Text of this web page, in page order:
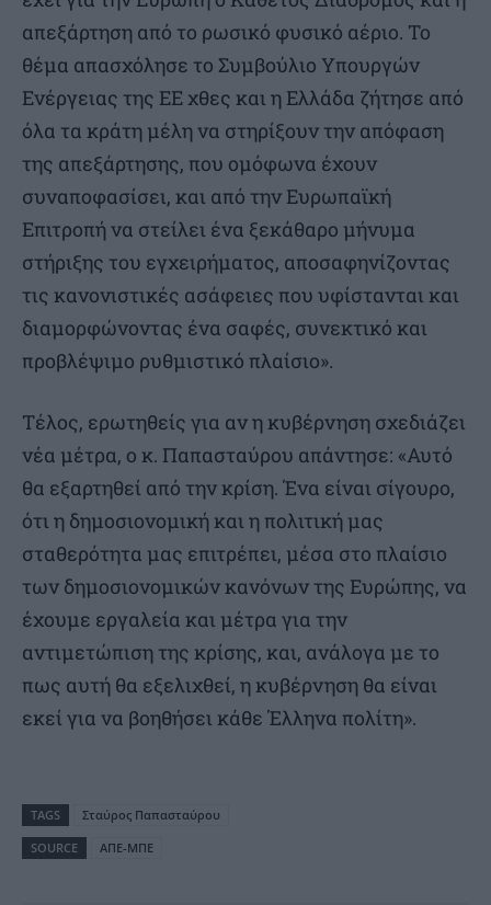
απεξάρτηση από το ρωσικό φυσικό αέριο. Το
θέμα απασχόλησε το Συμβούλιο Υπουργών
Ενέργειας της ΕΕ χθες και η Ελλάδα ζήτησε από
όλα τα κράτη μέλη να στηρίξουν την απόφαση
της απεξάρτησης, που ομόφωνα έχουν
συναποφασίσει, και από την Ευρωπαϊκή
Επιτροπή να στείλει ένα ξεκάθαρο μήνυμα
στήριξης του εγχειρήματος, αποσαφηνίζοντας
τις κανονιστικές ασάφειες που υφίστανται και
διαμορφώνοντας ένα σαφές, συνεκτικό και
προβλέψιμο ρυθμιστικό πλαίσιο».
Τέλος, ερωτηθείς για αν η κυβέρνηση σχεδιάζει
νέα μέτρα, ο κ. Παπασταύρου απάντησε: «Αυτό
θα εξαρτηθεί από την κρίση. Ένα είναι σίγουρο,
ότι η δημοσιονομική και η πολιτική μας
σταθερότητα μας επιτρέπει, μέσα στο πλαίσιο
των δημοσιονομικών κανόνων της Ευρώπης, να
έχουμε εργαλεία και μέτρα για την
αντιμετώπιση της κρίσης, και, ανάλογα με το
πως αυτή θα εξελιχθεί, η κυβέρνηση θα είναι
εκεί για να βοηθήσει κάθε Έλληνα πολίτη».
TAGS
Σταύρος Παπασταύρου
SOURCE
ΑΠΕ-ΜΠΕ